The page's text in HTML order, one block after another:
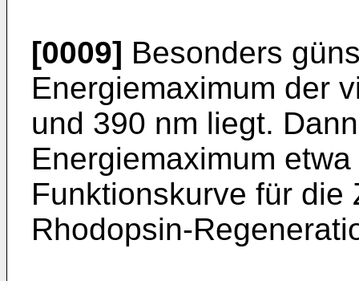
[0009] Besonders
Energiemaximum der
und 390 nm liegt.
Energiemaximum
Funktionskurve für die
Rhodopsin-